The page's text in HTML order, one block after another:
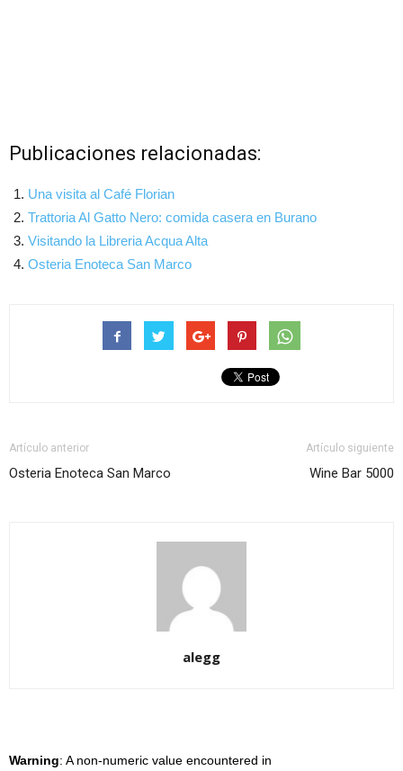
Publicaciones relacionadas:
Una visita al Café Florian
Trattoria Al Gatto Nero: comida casera en Burano
Visitando la Libreria Acqua Alta
Osteria Enoteca San Marco
Artículo anterior
Osteria Enoteca San Marco
Artículo siguiente
Wine Bar 5000
alegg
Warning: A non-numeric value encountered in